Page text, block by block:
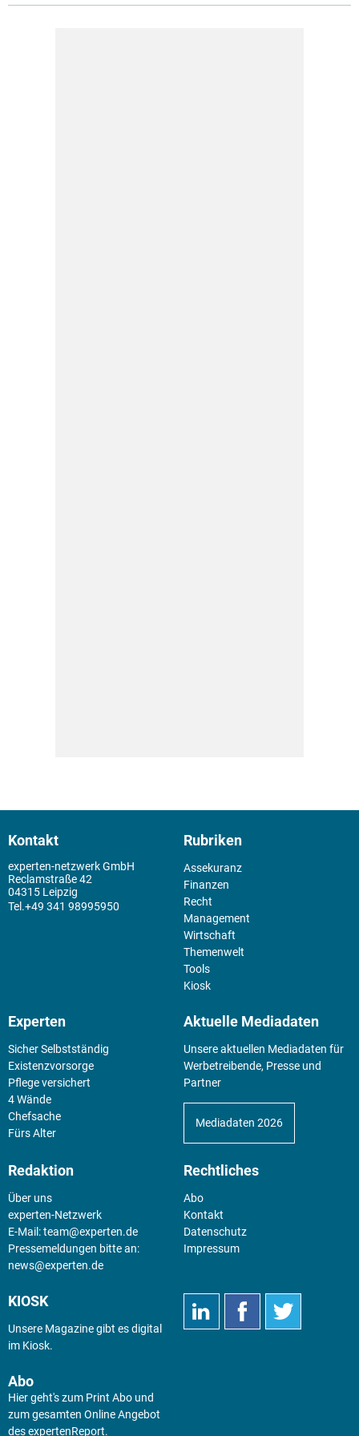
Kontakt
experten-netzwerk GmbH
Reclamstraße 42
04315 Leipzig
+49 341 98995950
Rubriken
Assekuranz
Finanzen
Recht
Management
Wirtschaft
Themenwelt
Tools
Kiosk
Experten
Sicher Selbstständig
Existenz­vorsorge
Pflege versichert
4 Wände
Chefsache
Fürs Alter
Aktuelle Mediadaten
Unsere aktuellen Mediadaten für
Werbetreibende, Presse und
Partner
Mediadaten 2026
Redaktion
Über uns
experten-Netzwerk
E-Mail:team@experten.de
Pressemeldungen bitte an:
news@experten.de
Rechtliches
Abo
Kontakt
Datenschutz
Impressum
KIOSK
Unsere Magazine gibt es digital
im Kiosk.
Abo
Hier geht's zum Print Abo und
zum gesamten Online Angebot
des expertenReport.